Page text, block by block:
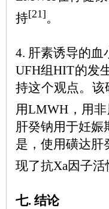
持[21]。
4. 肝素诱导的血
UFH组HIT的发
持这个观点。
用LMWH，用
肝癸钠用于妊
是，使用磺达肝
现了抗Xa因子
七. 结论